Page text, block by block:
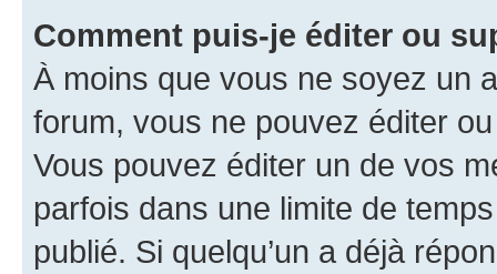
Comment puis-je éditer ou
À moins que vous ne soyez un
forum, vous ne pouvez éditer
Vous pouvez éditer un de vos
parfois dans une limite de
publié. Si quelqu’un a déjà